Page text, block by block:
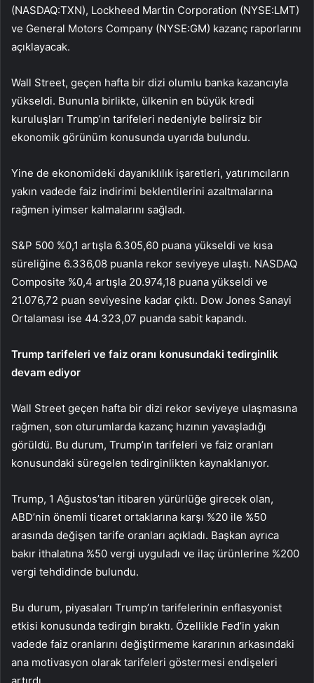
(NASDAQ:TXN), Lockheed Martin Corporation (NYSE:LMT)
ve General Motors Company (NYSE:GM) kazanç raporlarını
açıklayacak.
Wall Street, geçen hafta bir dizi olumlu banka kazancıyla
yükseldi. Bununla birlikte, ülkenin en büyük kredi
kuruluşları Trump’ın tarifeleri nedeniyle belirsiz bir
ekonomik görünüm konusunda uyarıda bulundu.
Yine de ekonomideki dayanıklılık işaretleri, yatırımcıların
yakın vadede faiz indirimi beklentilerini azaltmalarına
rağmen iyimser kalmalarını sağladı.
S&P 500 %0,1 artışla 6.305,60 puana yükseldi ve kısa
süreliğine 6.336,08 puanla rekor seviyeye ulaştı. NASDAQ
Composite %0,4 artışla 20.974,18 puana yükseldi ve
21.076,72 puan seviyesine kadar çıktı. Dow Jones Sanayi
Ortalaması ise 44.323,07 puanda sabit kapandı.
Trump tarifeleri ve faiz oranı konusundaki tedirginlik
devam ediyor
Wall Street geçen hafta bir dizi rekor seviyeye ulaşmasına
rağmen, son oturumlarda kazanç hızının yavaşladığı
görüldü. Bu durum, Trump’ın tarifeleri ve faiz oranları
konusundaki süregelen tedirginlikten kaynaklanıyor.
Trump, 1 Ağustos’tan itibaren yürürlüğe girecek olan,
ABD’nin önemli ticaret ortaklarına karşı %20 ile %50
arasında değişen tarife oranları açıkladı. Başkan ayrıca
bakır ithalatına %50 vergi uyguladı ve ilaç ürünlerine %200
vergi tehdidinde bulundu.
Bu durum, piyasaları Trump’ın tarifelerinin enflasyonist
etkisi konusunda tedirgin bıraktı. Özellikle Fed’in yakın
vadede faiz oranlarını değiştirmeme kararının arkasındaki
ana motivasyon olarak tarifeleri göstermesi endişeleri